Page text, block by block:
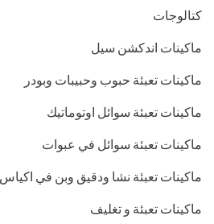
كتالوجات
ماكينات اندكشن سيل
ماكينات تعبئة حبوب وحبيبات وبودر
ماكينات تعبئة سوائل اوتوماتيك
ماكينات تعبئة سوائل في عبوات
ماكينات تعبئة نشا ودقيق وبن في اكياس
ماكينات تعبئة و تغليف